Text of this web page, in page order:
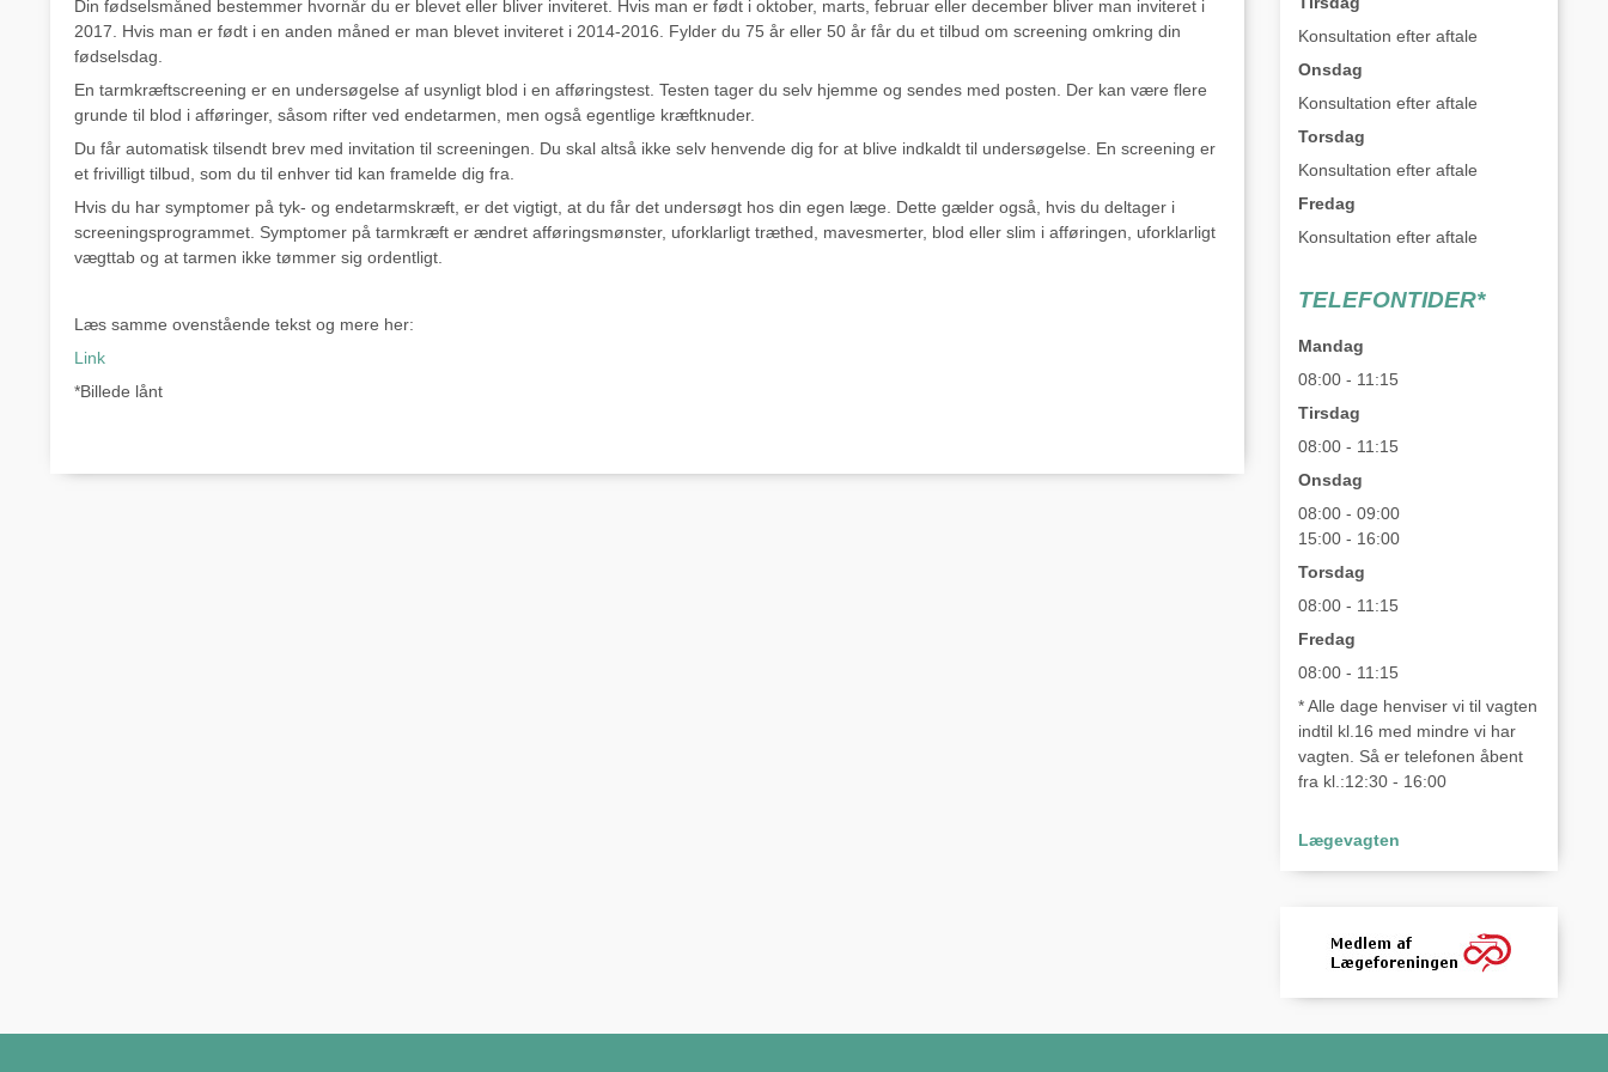
Din fødselsmåned bestemmer hvornår du er blevet eller bliver inviteret. Hvis man er født i oktober, marts, februar eller december bliver man inviteret i
2017. Hvis man er født i en anden måned er man blevet inviteret i 2014-2016. Fylder du 75 år eller 50 år får du et tilbud om screening omkring din
fødselsdag.
En tarmkræftscreening er en undersøgelse af usynligt blod i en afføringstest. Testen tager du selv hjemme og sendes med posten. Der kan være flere
grunde til blod i afføringer, såsom rifter ved endetarmen, men også egentlige kræftknuder.
Du får automatisk tilsendt brev med invitation til screeningen. Du skal altså ikke selv henvende dig for at blive indkaldt til undersøgelse. En screening er
et frivilligt tilbud, som du til enhver tid kan framelde dig fra.
Hvis du har symptomer på tyk- og endetarmskræft, er det vigtigt, at du får det undersøgt hos din egen læge. Dette gælder også, hvis du deltager i
screeningsprogrammet. Symptomer på tarmkræft er ændret afføringsmønster, uforklarligt træthed, mavesmerter, blod eller slim i afføringen, uforklarligt
vægttab og at tarmen ikke tømmer sig ordentligt.
Læs samme ovenstående tekst og mere her:
Link
*Billede lånt
Konsultation efter aftale
Onsdag
Konsultation efter aftale
Torsdag
Konsultation efter aftale
Fredag
Konsultation efter aftale
TELEFONTIDER*
Mandag
08:00 - 11:15
Tirsdag
08:00 - 11:15
Onsdag
08:00 - 09:00
15:00 - 16:00
Torsdag
08:00 - 11:15
Fredag
08:00 - 11:15
* Alle dage henviser vi til vagten
indtil kl.16 med mindre vi har
vagten. Så er telefonen åbent
fra kl.:12:30 - 16:00
Lægevagten